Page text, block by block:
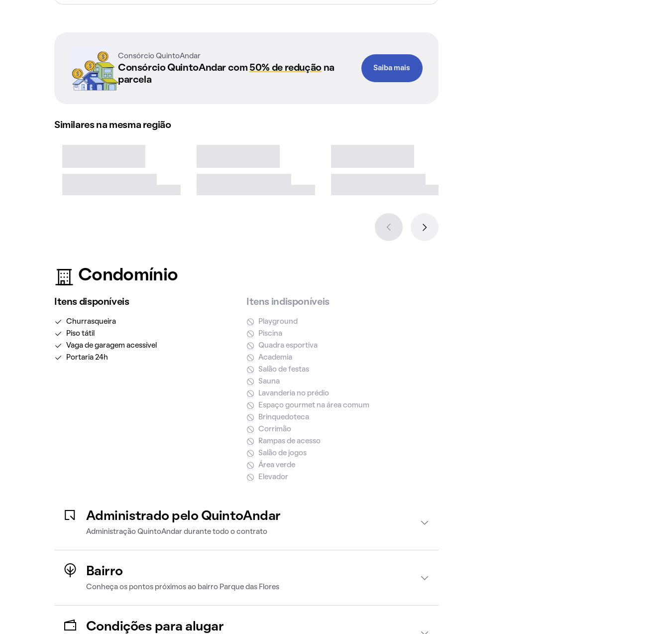
Consórcio QuintoAndar
Consórcio QuintoAndar com 50% de reduçãona
parcela
Saiba mais
Similares na mesma região
Condomínio
Itens disponíveis
Churrasqueira
Piso tátil
Vaga de garagem acessível
Portaria 24h
Itens indisponíveis
Playground
Piscina
Quadra esportiva
Academia
Salão de festas
Sauna
Lavanderia no prédio
Espaço gourmet na área comum
Brinquedoteca
Corrimão
Rampas de acesso
Salão de jogos
Área verde
Elevador
Administrado pelo QuintoAndar
Administração QuintoAndar durante todo o contrato
Bairro
Conheça os pontos próximos ao bairro Parque das Flores
Condições para alugar